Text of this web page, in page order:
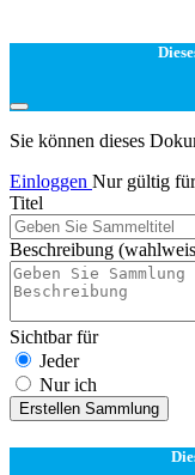
Sie können dieses
Einloggen Nur gültig
Titel
Beschreibung
Sichtbar für
Jeder
Nur ich
Erstellen Sammlung